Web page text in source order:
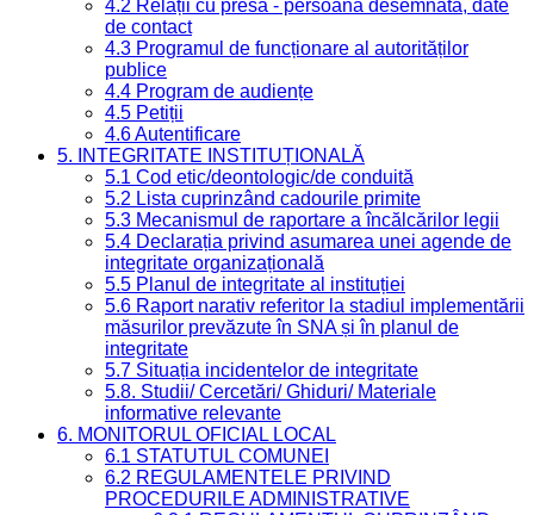
4.2 Relații cu presa - persoană desemnată, date
de contact
4.3 Programul de funcționare al autorităților
publice
4.4 Program de audiențe
4.5 Petiții
4.6 Autentificare
5. INTEGRITATE INSTITUȚIONALĂ
5.1 Cod etic/deontologic/de conduită
5.2 Lista cuprinzând cadourile primite
5.3 Mecanismul de raportare a încălcărilor legii
5.4 Declarația privind asumarea unei agende de
integritate organizațională
5.5 Planul de integritate al instituției
5.6 Raport narativ referitor la stadiul implementării
măsurilor prevăzute în SNA și în planul de
integritate
5.7 Situația incidentelor de integritate
5.8. Studii/ Cercetări/ Ghiduri/ Materiale
informative relevante
6. MONITORUL OFICIAL LOCAL
6.1 STATUTUL COMUNEI
6.2 REGULAMENTELE PRIVIND
PROCEDURILE ADMINISTRATIVE